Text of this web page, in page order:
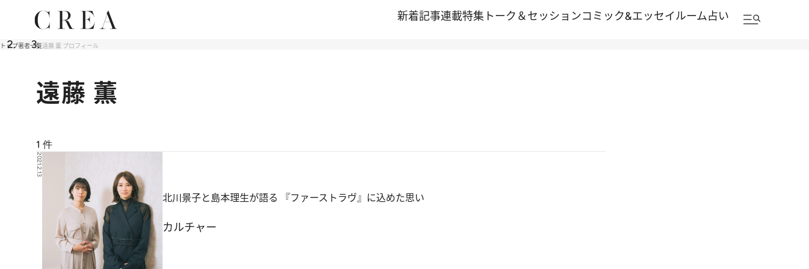
新着記事連載特集 トーク＆セッションコミック&エッセイルーム占い
トップ著者一覧遠藤 薫 プロフィール
遠藤 薫
1 件
2021.2.13
北川景子と島本理生が語る 『ファーストラヴ』に込めた思い
カルチャー